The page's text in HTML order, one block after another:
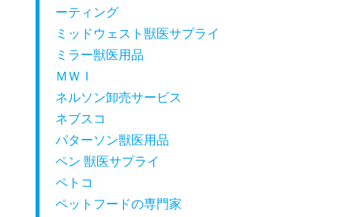
ーティング
ミッドウェスト獣医サプライ
ミラー獣医用品
ＭＷＩ
ネルソン卸売サービス
ネブスコ
パターソン獣医用品
ペン 獣医サプライ
ペトコ
ペットフードの専門家